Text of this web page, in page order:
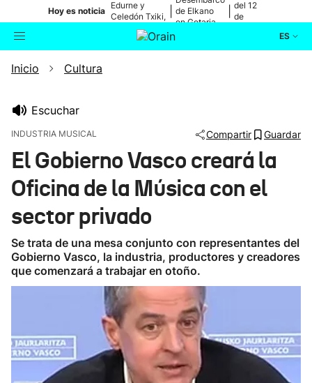
Hoy es noticia
Edurne y
Celedón Txiki,
en directo
de Elkano
en Getaria
del 12
de
ES
Buscador
Ikusmiran
Eguraldia
Inicio Cultura
Escuchar
INDUSTRIA MUSICAL Compartir Guardar
El Gobierno Vasco creará la
Oficina de la Música con el
sector privado
Se trata de una mesa conjunto con representantes del
Gobierno Vasco, la industria, productores y creadores
que comenzará a trabajar en otoño.